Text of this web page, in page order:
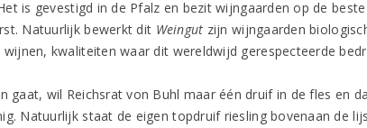
is gevestigd in de Pfalz en bezit wijngaarden op de
Natuurlijk bewerkt dit Weingut zijn wijngaarden
kwaliteiten waar dit wereldwijd gerespecteerde
gaat, wil Reichsrat von Buhl maar één druif in de fles en
Natuurlijk staat de eigen topdruif riesling bovenaan de